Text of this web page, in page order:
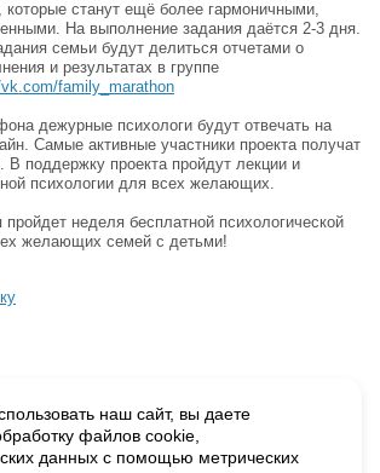
которые станут ещё более гармоничными,
На выполнение задания даётся 2-3 дня.
семьи будут делиться отчетами о
и результатах в группе
family_marathon
дежурные психологи будут отвечать на
Самые активные участники проекта получат
В поддержку проекта пройдут лекции и
психологии для всех желающих.
неделя бесплатной психологической
желающих семей с детьми!
событий, подпишитесь на новости и акции
«Подписаться», вы даете согласие на
наш сайт, вы даете
файлов cookie,
данных с помощью метрических